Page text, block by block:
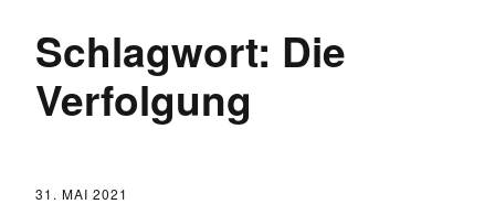
Schlagwort: Die
Verfolgung
31. MAI 2021